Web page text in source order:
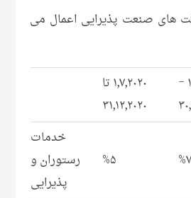
های صنعت پذیرایی اعمال می
۱٫۱٫۲۰۲۱ –
۱٫۷٫۲۰۲۰ تا
%۷ %۵
خدمات
رستوران و
پذیرایی